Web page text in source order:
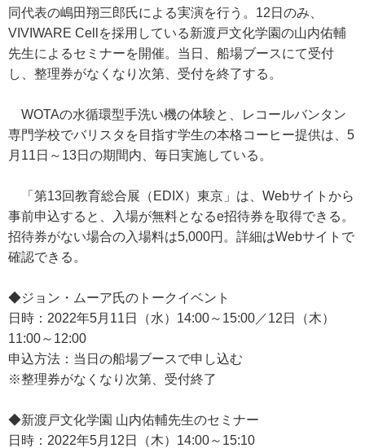
同代表の嶋田翔三郎氏による実演を行う。12日のみ、
VIVIWARE Cellを採用している新渡戸文化学園の山内佑輔
先生によるセミナーを開催。当日、船場ブースにて受付
し、整理券がなくなり次第、受付を終了する。
WOTAの水循環型手洗い機の体験と、レコールバンタン
専門学校でバリスタを目指す学生の本格コーヒー提供は、5
月11日～13日の期間内、毎日実施している。
「第13回教育総合展（EDIX）東京」は、Webサイトから
事前申込すると、入場が無料となるe招待券を取得できる。
招待券がない場合の入場料は5,000円。詳細はWebサイトで
確認できる。
◆ジョン・ムーア氏のトークイベント
日時：2022年5月11日（水）14:00～15:00／12日（木）
11:00～12:00
申込方法：当日の船場ブースで申し込む
※整理券がなくなり次第、受付終了
◆新渡戸文化学園 山内佑輔先生のセミナー
日時：2022年5月12日（木）14:00～15:10